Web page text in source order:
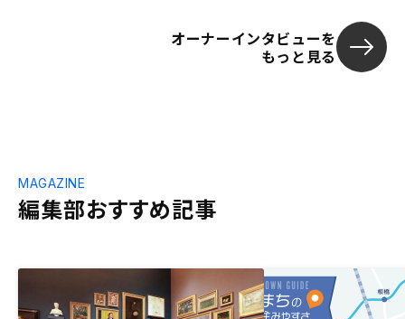
オーナーインタビューを
もっと見る
編集部おすすめ記事
MAGAZINE